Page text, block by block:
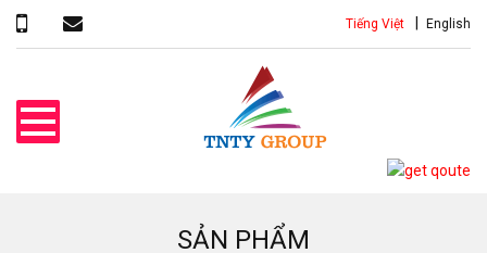
Tiếng Việt English
SẢN PHẨM